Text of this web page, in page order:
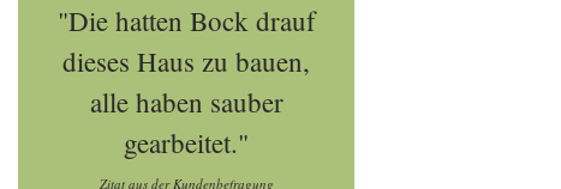
"Die hatten Bock drauf
dieses Haus zu bauen,
alle haben sauber
gearbeitet."
Zitat aus der Kundenbefragung